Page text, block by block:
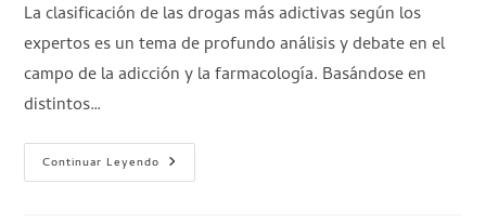
La clasificación de las drogas más adictivas según los
expertos es un tema de profundo análisis y debate en el
campo de la adicción y la farmacología. Basándose en
distintos…
Continuar Leyendo